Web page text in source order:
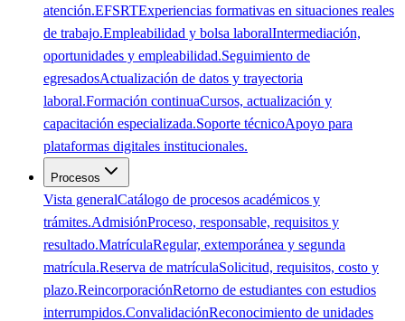
atención.EFSRTExperiencias formativas en situaciones reales
de trabajo.Empleabilidad y bolsa laboralIntermediación,
oportunidades y empleabilidad.Seguimiento de
egresadosActualización de datos y trayectoria
laboral.Formación continuaCursos, actualización y
capacitación especializada.Soporte técnicoApoyo para
plataformas digitales institucionales.
Procesos
Vista generalCatálogo de procesos académicos y
trámites.AdmisiónProceso, responsable, requisitos y
resultado.MatrículaRegular, extemporánea y segunda
matrícula.Reserva de matrículaSolicitud, requisitos, costo y
plazo.ReincorporaciónRetorno de estudiantes con estudios
interrumpidos.ConvalidaciónReconocimiento de unidades